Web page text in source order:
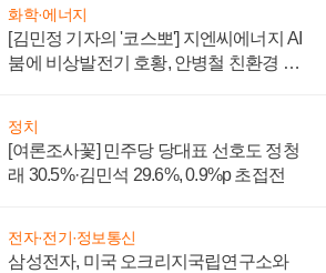
화학·에너지
[김민정 기자의 '코스뽀'] 지엔씨에너지 AI
붐에 비상발전기 호황, 안병철 친환경 에
정치
[여론조사꽃] 민주당 당대표 선호도 정청
래 30.5%·김민석 29.6%, 0.9%p 초접전
전자·전기·정보통신
삼성전자, 미국 오크리지국립연구소와